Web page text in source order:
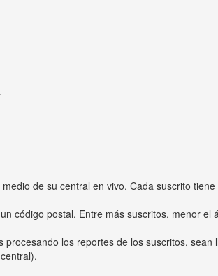
de su central en vivo. Cada suscrito
código postal. Entre más suscritos, menor el
los reportes de los suscritos,